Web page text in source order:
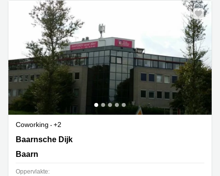
Coworking
+2
Baarnsche Dijk 4d, Baarn
Baarnsche Dijk
Baarn
Oppervlakte: